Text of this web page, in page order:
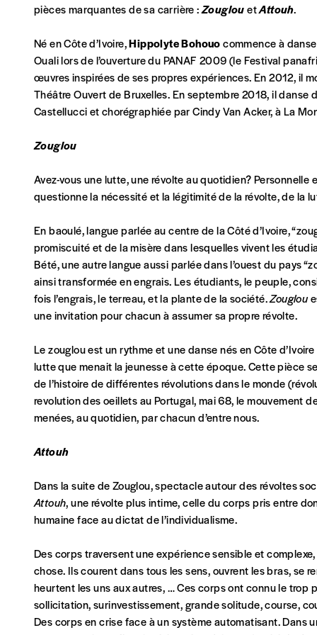
NOS FORMULES
Abonnement
20€*
*Prix indicatif, frais de port inclus
Je m'abonne à l'Imag
Format papier (livraison uniquement en
Format numérique
Je commande au numéro
Édition papier (livraison en Belgique
AJOUTER
Édition numérique
AJOUTER
Offre découverte
pièces marquantes de sa carrière :ZouglouetAttouh.
Né en Côte d’Ivoire,Hippolyte Bohouocommence à
Ouali lors de l’ouverture du PANAF 2009 (le Festival
œuvres inspirées de ses propres expériences. En 2012, il
Théâtre Ouvert de Bruxelles. En septembre 2018, il danse
Castellucci et chorégraphiée par Cindy Van Acker, à La
Zouglou
Avez-vous une lutte, une révolte au quotidien?
questionne la nécessité et la légitimité de la révolte, de la
En baoulé, langue parlée au centre de la Côté d’Ivoire,
promiscuité et de la misère dans lesquelles vivent les
Bété, une autre langue aussi parlée dans l’ouest du pays
ainsi transformée en engrais. Les étudiants, le peuple,
fois l’engrais, le terreau, et la plante de la société.Zouglou
une invitation pour chacun à assumer sa propre révolte.
Le zouglou est un rythme et une danse nés en Côte
lutte que menait la jeunesse à cette époque. Cette pièce
de l’histoire de différentes révolutions dans le monde
revolution des oeillets au Portugal, mai 68, le mouvement
menées, au quotidien, par chacun d’entre nous.
Attouh
Dans la suite de Zouglou, spectacle autour des révoltes
Attouh, une révolte plus intime, celle du corps pris entre
humaine face au dictat de l’individualisme.
Des corps traversent une expérience sensible et
chose. Ils courent dans tous les sens, ouvrent les bras,
heurtent les uns aux autres, … Ces corps ont connu le trop
sollicitation, surinvestissement, grande solitude, course,
Des corps en crise face à un système automatisant. Dans